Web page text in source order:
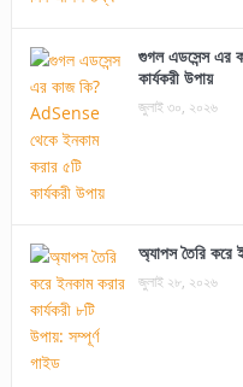
গুগল এডসেন্স এর
কার্যকরী উপায়
জুলাই ৩০, ২০২৬
অ্যাপস তৈরি করে
জুলাই ২৮, ২০২৬